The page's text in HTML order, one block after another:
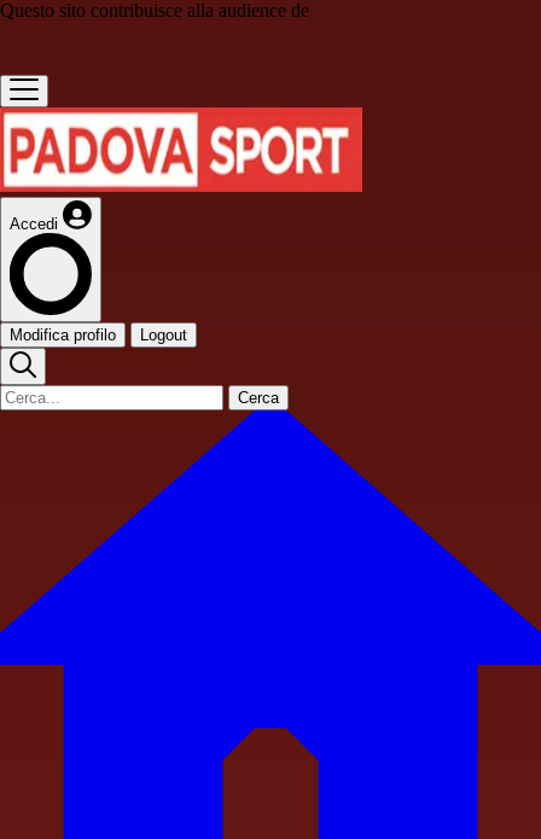
Questo sito contribuisce alla audience de
Accedi
Modifica profilo Logout
Cerca